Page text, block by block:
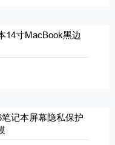
14寸MacBook黑边
记本屏幕隐私保护